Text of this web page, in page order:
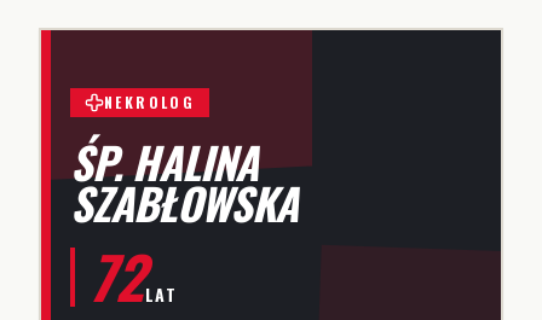
NEKROLOG
ŚP. HALINA
SZABŁOWSKA
72LAT